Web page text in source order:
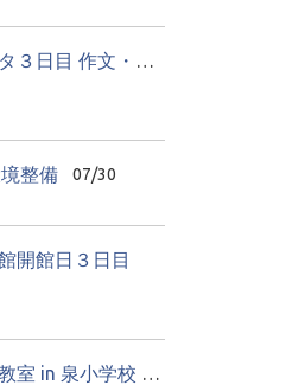
７/31（金）夏スタ３日目 作文・感想文教室
整備 07/30
開館日３日目
７/30（木）工作教室 in 泉小学校 １日目